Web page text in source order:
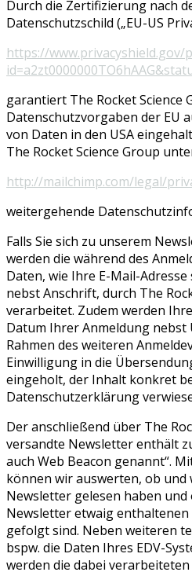
Durch die Zertifizierung nach
Datenschutzschild („EU-US
https://www.privacyshield.gov/
garantiert The Rocket Science
Datenschutzvorgaben der EU
von Daten in den USA
The Rocket Science Group
http://mailchimp.com/legal/
weitergehende
Falls Sie sich zu unserem
werden die während des
Daten, wie Ihre E-Mail-
nebst Anschrift, durch The
verarbeitet. Zudem werden
Datum Ihrer Anmeldung nebst
Rahmen des weiteren
Einwilligung in die
eingeholt, der Inhalt konkret
Datenschutzerklärung
Der anschließend über The
versandte Newsletter enthält
auch Web Beacon genannt“.
können wir auswerten, ob und
Newsletter gelesen haben und
Newsletter etwaig
gefolgt sind. Neben weiteren
bspw. die Daten Ihres EDV-
werden die dabei